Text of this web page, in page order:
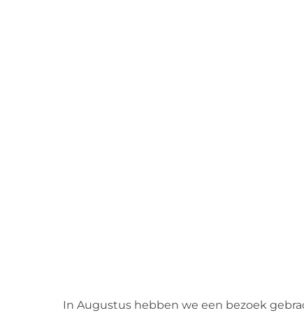
In Augustus hebben we een bezoek